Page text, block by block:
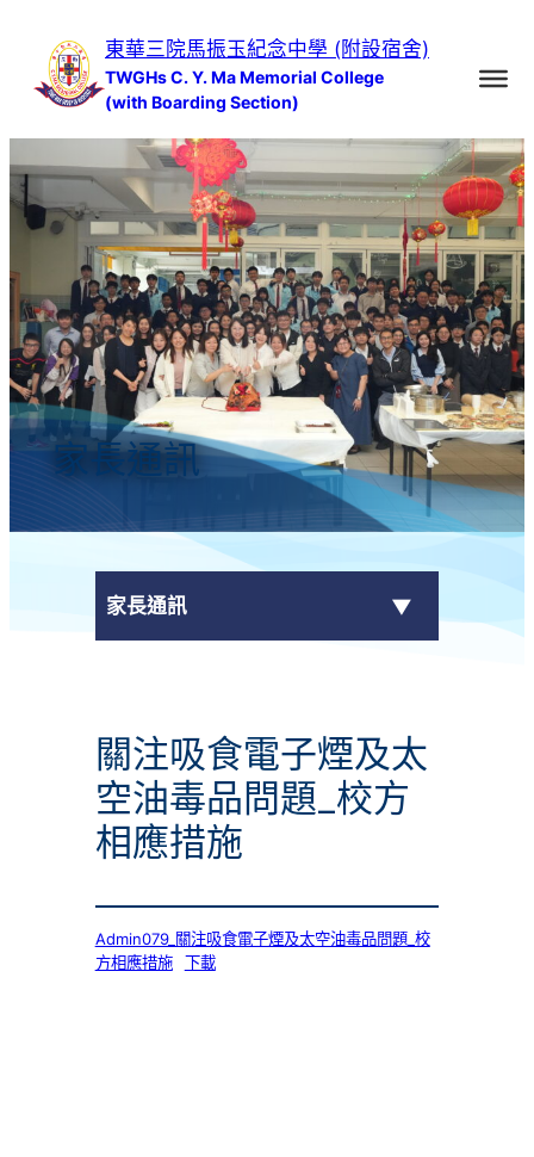
容
東華三院馬振玉紀念中學 (附設宿舍)
TWGHs C. Y. Ma Memorial College
(with Boarding Section)
家長通訊
家長通訊
學校通告
關注吸食電子煙及太
空油毒品問題_校方
相應措施
Admin079_關注吸食電子煙及太空油毒品問題_校
方相應措施
下載